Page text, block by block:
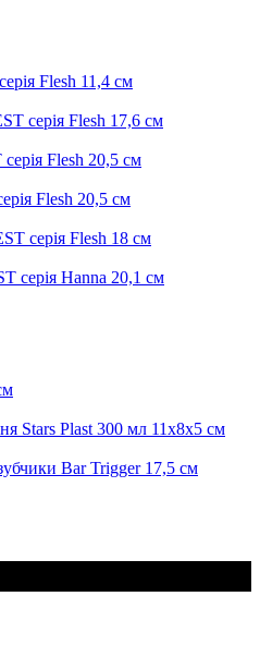
Flesh 11,4 см
серія Flesh 17,6 см
Flesh 20,5 см
Flesh 20,5 см
серія Flesh 18 см
серія Hanna 20,1 см
Stars Plast 300 мл 11х8х5 см
Bar Trigger 17,5 см